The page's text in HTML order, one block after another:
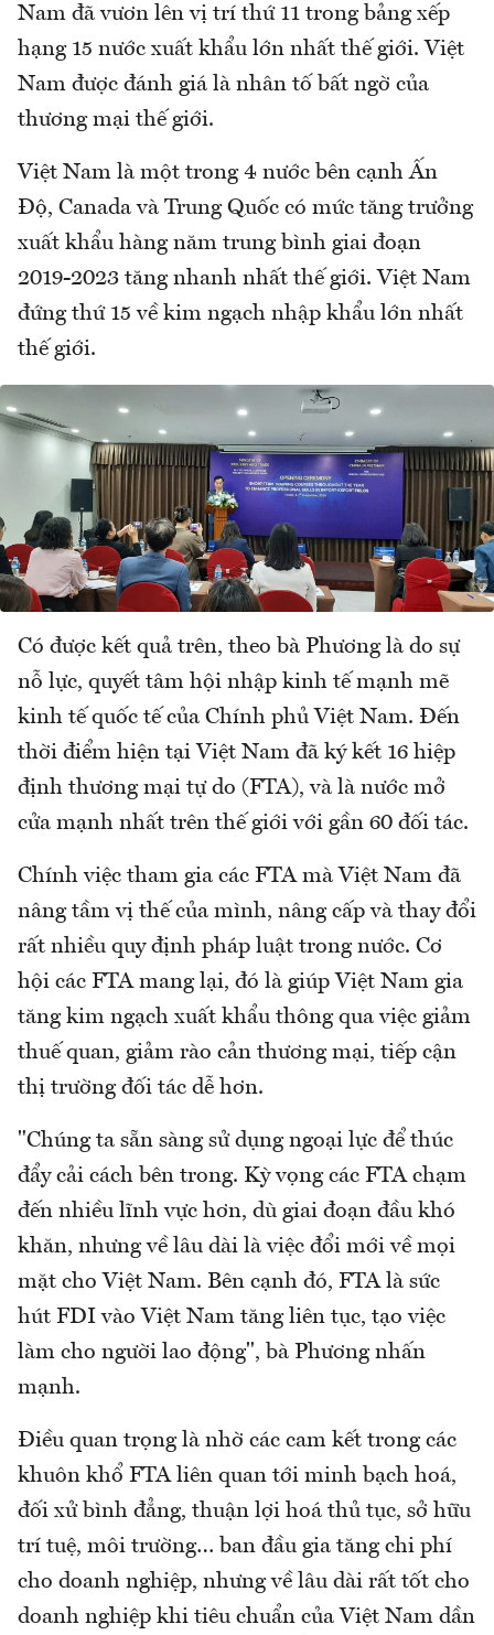
Nam đã vươn lên vị trí thứ 11 trong bảng xếp
hạng 15 nước xuất khẩu lớn nhất thế giới. Việt
Nam được đánh giá là nhân tố bất ngờ của
thương mại thế giới.
Việt Nam là một trong 4 nước bên cạnh Ấn
Độ, Canada và Trung Quốc có mức tăng trưởng
xuất khẩu hàng năm trung bình giai đoạn
2019-2023 tăng nhanh nhất thế giới. Việt Nam
đứng thứ 15 về kim ngạch nhập khẩu lớn nhất
thế giới.
Có được kết quả trên, theo bà Phương là do sự
nỗ lực, quyết tâm hội nhập kinh tế mạnh mẽ
kinh tế quốc tế của Chính phủ Việt Nam. Đến
thời điểm hiện tại Việt Nam đã ký kết 16 hiệp
định thương mại tự do (FTA), và là nước mở
cửa mạnh nhất trên thế giới với gần 60 đối tác.
Chính việc tham gia các FTA mà Việt Nam đã
nâng tầm vị thế của mình, nâng cấp và thay đổi
rất nhiều quy định pháp luật trong nước. Cơ
hội các FTA mang lại, đó là giúp Việt Nam gia
tăng kim ngạch xuất khẩu thông qua việc giảm
thuế quan, giảm rào cản thương mại, tiếp cận
thị trường đối tác dễ hơn.
"Chúng ta sẵn sàng sử dụng ngoại lực để thúc
đẩy cải cách bên trong. Kỳ vọng các FTA chạm
đến nhiều lĩnh vực hơn, dù giai đoạn đầu khó
khăn, nhưng về lâu dài là việc đổi mới về mọi
mặt cho Việt Nam. Bên cạnh đó, FTA là sức
hút FDI vào Việt Nam tăng liên tục, tạo việc
làm cho người lao động", bà Phương nhấn
mạnh.
Điều quan trọng là nhờ các cam kết trong các
khuôn khổ FTA liên quan tới minh bạch hoá,
đối xử bình đẳng, thuận lợi hoá thủ tục, sở hữu
trí tuệ, môi trường… ban đầu gia tăng chi phí
cho doanh nghiệp, nhưng về lâu dài rất tốt cho
doanh nghiệp khi tiêu chuẩn của Việt Nam dần